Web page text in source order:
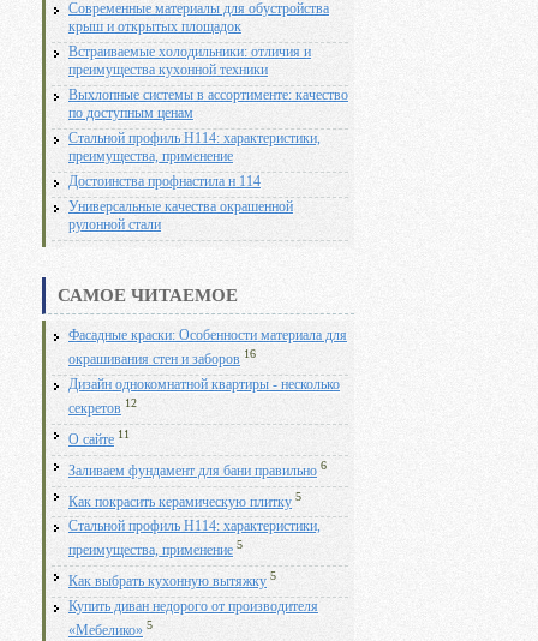
Современные материалы для обустройства
крыш и открытых площадок
Встраиваемые холодильники: отличия и
преимущества кухонной техники
Выхлопные системы в ассортименте: качество
по доступным ценам
Стальной профиль Н114: характеристики,
преимущества, применение
Достоинства профнастила н 114
Универсальные качества окрашенной
рулонной стали
САМОЕ ЧИТАЕМОЕ
Фасадные краски: Особенности материала для
окрашивания стен и заборов 16
Дизайн однокомнатной квартиры - несколько
секретов 12
О сайте 11
Заливаем фундамент для бани правильно 6
Как покрасить керамическую плитку 5
Стальной профиль Н114: характеристики,
преимущества, применение 5
Как выбрать кухонную вытяжку 5
Купить диван недорого от производителя
«Мебелико» 5